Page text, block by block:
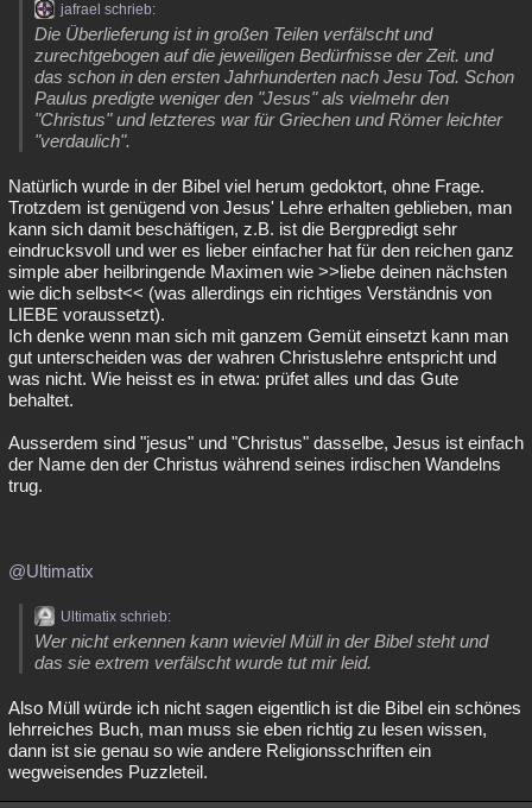
jafrael schrieb:
Die Überlieferung ist in großen Teilen verfälscht und
zurechtgebogen auf die jeweiligen Bedürfnisse der Zeit. und
das schon in den ersten Jahrhunderten nach Jesu Tod. Schon
Paulus predigte weniger den "Jesus" als vielmehr den
"Christus" und letzteres war für Griechen und Römer leichter
"verdaulich".
Natürlich wurde in der Bibel viel herum gedoktort, ohne Frage.
Trotzdem ist genügend von Jesus' Lehre erhalten geblieben, man
kann sich damit beschäftigen, z.B. ist die Bergpredigt sehr
eindrucksvoll und wer es lieber einfacher hat für den reichen ganz
simple aber heilbringende Maximen wie >>liebe deinen nächsten
wie dich selbst<< (was allerdings ein richtiges Verständnis von
LIEBE voraussetzt).
Ich denke wenn man sich mit ganzem Gemüt einsetzt kann man
gut unterscheiden was der wahren Christuslehre entspricht und
was nicht. Wie heisst es in etwa: prüfet alles und das Gute
behaltet.
Ausserdem sind "jesus" und "Christus" dasselbe, Jesus ist einfach
der Name den der Christus während seines irdischen Wandelns
trug.
@Ultimatix
Ultimatix schrieb:
Wer nicht erkennen kann wieviel Müll in der Bibel steht und
das sie extrem verfälscht wurde tut mir leid.
Also Müll würde ich nicht sagen eigentlich ist die Bibel ein schönes
lehrreiches Buch, man muss sie eben richtig zu lesen wissen,
dann ist sie genau so wie andere Religionsschriften ein
wegweisendes Puzzleteil.